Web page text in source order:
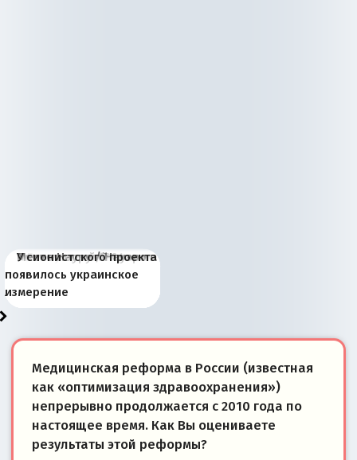
Киевская марионетка
Запада рассказала о
«переобувании» хозяев
В России назрели
перемены: 15 шагов к
суверенной экономике
Миграционный пожар
Европы
Россия начинает
сбрасывать балласт
Анкориджа
Россия зимой 1904
года: первые уступки во
внутренней политике
Русская нация вчера и
сегодня
Почему правый крах в
Варшаве не поможет её
отношениям с Россией?
Место Науру / Науэро в
современной истории
Южной Осетии
У сионистского проекта
появилось украинское
измерение
Медицинская реформа в России (известная
как «оптимизация здравоохранения»)
непрерывно продолжается с 2010 года по
настоящее время. Как Вы оцениваете
результаты этой реформы?